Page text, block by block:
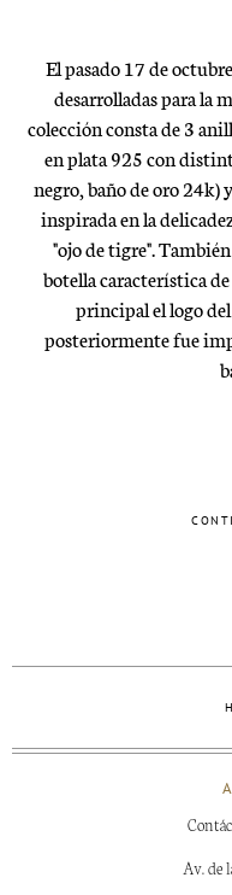
El pasado 17 de
desarrolladas para la
colección consta de 3
en plata 925 con
negro, baño de oro 24k)
inspirada en la
"ojo de tigre".
botella característica
principal el logo
posteriormente fue
Av. de